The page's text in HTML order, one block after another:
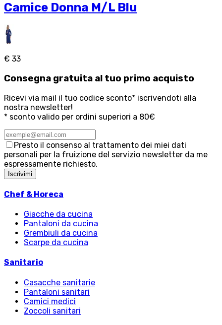
Camice Donna M/L Blu
€ 33
Consegna gratuita al tuo primo acquisto
Ricevi via mail il tuo codice sconto* iscrivendoti alla
nostra newsletter!
* sconto valido per ordini superiori a 80€
Presto il consenso al trattamento dei miei dati
personali per la fruizione del servizio newsletter da me
espressamente richiesto.
Iscrivimi
Chef & Horeca
Giacche da cucina
Pantaloni da cucina
Grembiuli da cucina
Scarpe da cucina
Sanitario
Casacche sanitarie
Pantaloni sanitari
Camici medici
Zoccoli sanitari